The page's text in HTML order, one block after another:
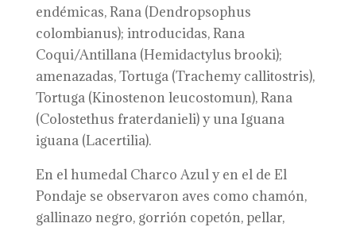
endémicas, Rana (Dendropsophus
colombianus); introducidas, Rana
Coqui/Antillana (Hemidactylus brooki);
amenazadas, Tortuga (Trachemy callitostris),
Tortuga (Kinostenon leucostomun), Rana
(Colostethus fraterdanieli) y una Iguana
iguana (Lacertilia).
En el humedal Charco Azul y en el de El
Pondaje se observaron aves como chamón,
gallinazo negro, gorrión copetón, pellar,